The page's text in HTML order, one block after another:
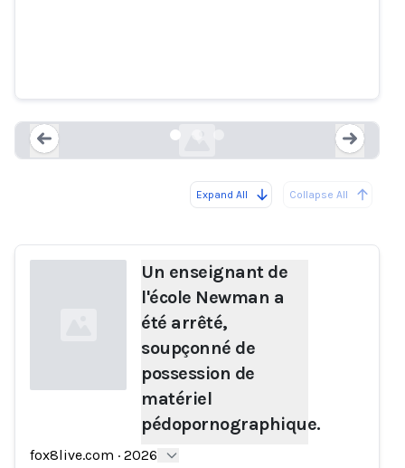
Expand All Collapse All
Un enseignant de
l'école Newman a
été arrêté,
soupçonné de
possession de
matériel
pédopornographique.
fox8live.com · 2026